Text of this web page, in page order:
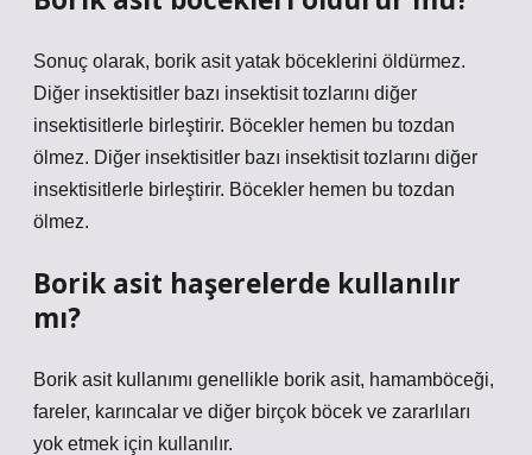
Sonuç olarak, borik asit yatak böceklerini öldürmez.
Diğer insektisitler bazı insektisit tozlarını diğer
insektisitlerle birleştirir. Böcekler hemen bu tozdan
ölmez. Diğer insektisitler bazı insektisit tozlarını diğer
insektisitlerle birleştirir. Böcekler hemen bu tozdan
ölmez.
Borik asit haşerelerde kullanılır
mı?
Borik asit kullanımı genellikle borik asit, hamamböceği,
fareler, karıncalar ve diğer birçok böcek ve zararlıları
yok etmek için kullanılır.